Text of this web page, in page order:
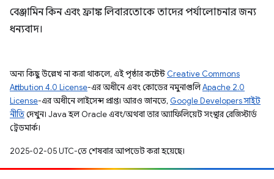
বেঞ্জামিন কিন এবং ফ্রাঙ্ক লিবারতোকে তাদের পর্যালোচনার জন্য
ধন্যবাদ।
অন্য কিছু উল্লেখ না করা থাকলে, এই পৃষ্ঠার কন্টেন্ট Creative Commons
Attribution 4.0 License-এর অধীনে এবং কোডের নমুনাগুলিApache 2.0
License-এর অধীনে লাইসেন্স প্রাপ্ত। আরও জানতে, Google Developers সাইট
নীতিদেখুন। Java হল Oracle এবং/অথবা তার অ্যাফিলিয়েট সংস্থার রেজিস্টার্ড
ট্রেডমার্ক।
2025-02-05 UTC-তে শেষবার আপডেট করা হয়েছে।